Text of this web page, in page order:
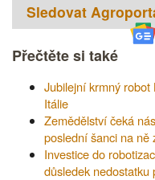
Sledovat
Přečtěte si také
Jubilejní krmný
Itálie
Zemědělství čeká
poslední šanci na ně
Investice do
důsledek nedostatku